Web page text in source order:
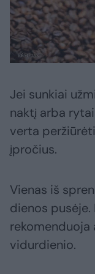
Jei sunkiai
naktį arba
verta
įpročius.
Vienas iš
dienos
vidurdienio.